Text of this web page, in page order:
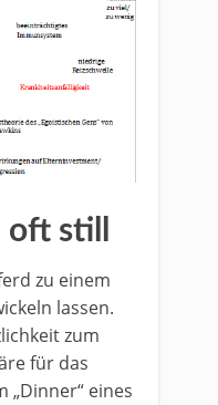
still
zu einem
lassen.
zum
für das
„Dinner“ eines